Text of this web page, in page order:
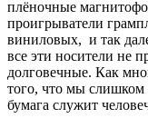
плёночные
проигрыватели
виниловых, и так
все эти носители не
долговечные. Как
того, что мы слишком
бумага служит